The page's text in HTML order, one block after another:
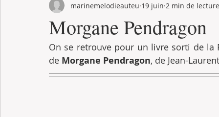
Challenges Écran PLIB2023 Challenge2025
Morgane Pendragon
marinemelodieauteu 19 juin 2 min de lecture
On se retrouve pour un livre sorti de la
de Morgane Pendragon, de Jean-